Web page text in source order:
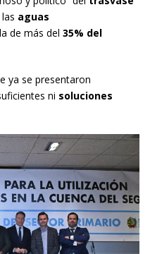
aguas
de más del 35% del
ya se presentaron
ni soluciones